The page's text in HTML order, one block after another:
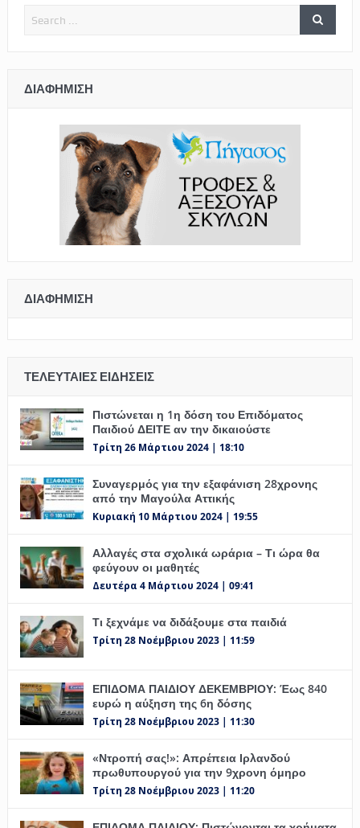
ΔΙΑΦΉΜΙΣΗ
ΔΙΑΦΉΜΙΣΗ
ΤΕΛΕΥΤΑΊΕΣ ΕΙΔΉΣΕΙΣ
Πιστώνεται η 1η δόση του Επιδόματος
Παιδιού ΔΕΙΤΕ αν την δικαιούστε
Τρίτη 26 Μάρτιου 2024 | 18:10
Συναγερμός για την εξαφάνιση 28χρονης
από την Μαγούλα Αττικής
Κυριακή 10 Μάρτιου 2024 | 19:55
Αλλαγές στα σχολικά ωράρια – Τι ώρα θα
φεύγουν οι μαθητές
Δευτέρα 4 Μάρτιου 2024 | 09:41
Τι ξεχνάμε να διδάξουμε στα παιδιά
Τρίτη 28 Νοέμβριου 2023 | 11:59
ΕΠΙΔΟΜΑ ΠΑΙΔΙΟΥ ΔΕΚΕΜΒΡΙΟΥ: Έως 840
ευρώ η αύξηση της 6η δόσης
Τρίτη 28 Νοέμβριου 2023 | 11:30
«Ντροπή σας!»: Απρέπεια Ιρλανδού
πρωθυπουργού για την 9χρονη όμηρο
Τρίτη 28 Νοέμβριου 2023 | 11:20